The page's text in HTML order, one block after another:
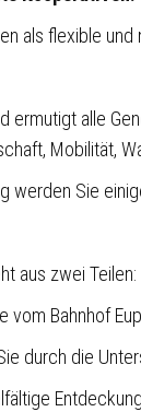
als flexible
ermutigt alle
Mobilität,
werden Sie
aus zwei Teilen:
vom Bahnhof
durch die